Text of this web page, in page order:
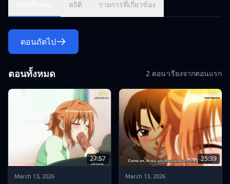
สถิติ รายการที่เกี่ยวข้อง
ตอนถัดไป
ตอนทั้งหมด 2 ตอน•เรียงจากตอนแรก
27:57
March 13, 2026
25:39
March 13, 2026